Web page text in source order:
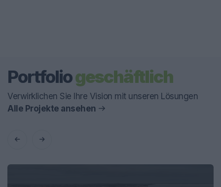
Portfoliogeschäftlich
Verwirklichen Sie Ihre Vision mit unseren Lösungen
Alle Projekte ansehen